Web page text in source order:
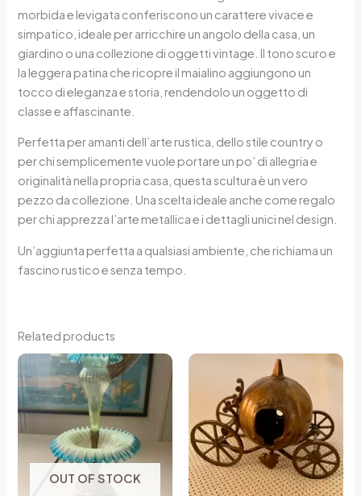
morbida e levigata conferiscono un carattere vivace e
simpatico, ideale per arricchire un angolo della casa, un
giardino o una collezione di oggetti vintage. Il tono scuro e
la leggera patina che ricopre il maialino aggiungono un
tocco di eleganza e storia, rendendolo un oggetto di
classe e affascinante.
Perfetta per amanti dell’arte rustica, dello stile country o
per chi semplicemente vuole portare un po’ di allegria e
originalità nella propria casa, questa scultura è un vero
pezzo da collezione. Una scelta ideale anche come regalo
per chi apprezza l’arte metallica e i dettagli unici nel design.
Un’aggiunta perfetta a qualsiasi ambiente, che richiama un
fascino rustico e senza tempo.
Related products
OUT OF STOCK